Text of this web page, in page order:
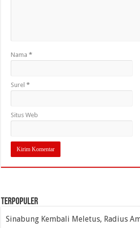
Nama*
Surel*
Situs Web
Terpopuler
Sinabung Kembali Meletus, Radius